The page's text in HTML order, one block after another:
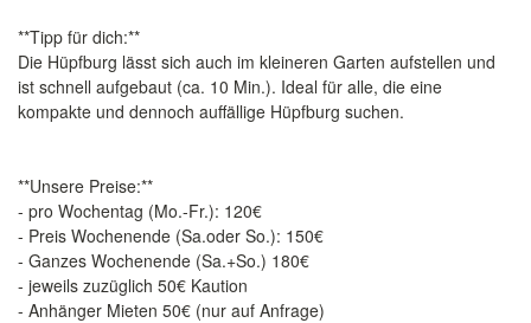
**Tipp für dich:**
Die Hüpfburg lässt sich auch im kleineren Garten aufstellen und
ist schnell aufgebaut (ca. 10 Min.). Ideal für alle, die eine
kompakte und dennoch auffällige Hüpfburg suchen.
**Unsere Preise:**
- pro Wochentag (Mo.-Fr.): 120€
- Preis Wochenende (Sa.oder So.): 150€
- Ganzes Wochenende (Sa.+So.) 180€
- jeweils zuzüglich 50€ Kaution
- Anhänger Mieten 50€ (nur auf Anfrage)